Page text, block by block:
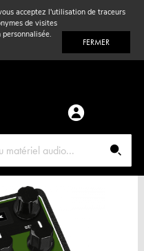
acceptez l'utilisation de traceurs
de visites
FERMER